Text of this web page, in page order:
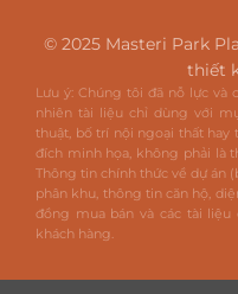
© 2025 Masteri Park
thiết
Lưu ý: Chúng tôi đã nỗ lực và
nhiên tài liệu chỉ dùng với
thuật, bố trí nội ngoại thất hay
đích minh họa, không phải là
Thông tin chính thức về dự án
phân khu, thông tin căn hộ,
đồng mua bán và các tài
khách hàng.